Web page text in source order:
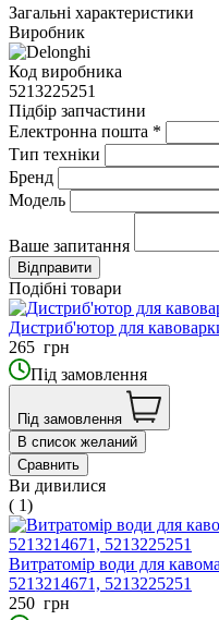
Загальні характеристики
Виробник
Код виробника
5213225251
Підбір запчастини
Електронна пошта *
Тип техніки
Бренд
Модель
Ваше запитання
Подібні товари
Дистриб'ютор для
265 грн
Під замовлення
Під замовлення
В список желаний
Сравнить
Ви дивилися
( 1)
Витратомір води для
5213214671, 5213225251
250 грн